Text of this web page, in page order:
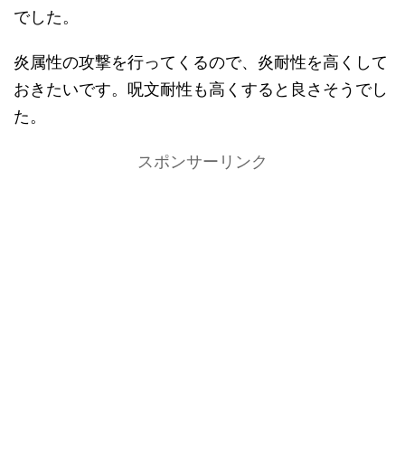
でした。
炎属性の攻撃を行ってくるので、炎耐性を高くして
おきたいです。呪文耐性も高くすると良さそうでし
た。
スポンサーリンク